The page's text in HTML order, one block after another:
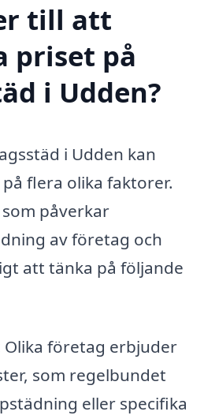
till att
priset på
i Udden?
i Udden kan
flera olika faktorer.
påverkar
av företag och
att tänka på följande
Olika företag erbjuder
som regelbundet
eller specifika